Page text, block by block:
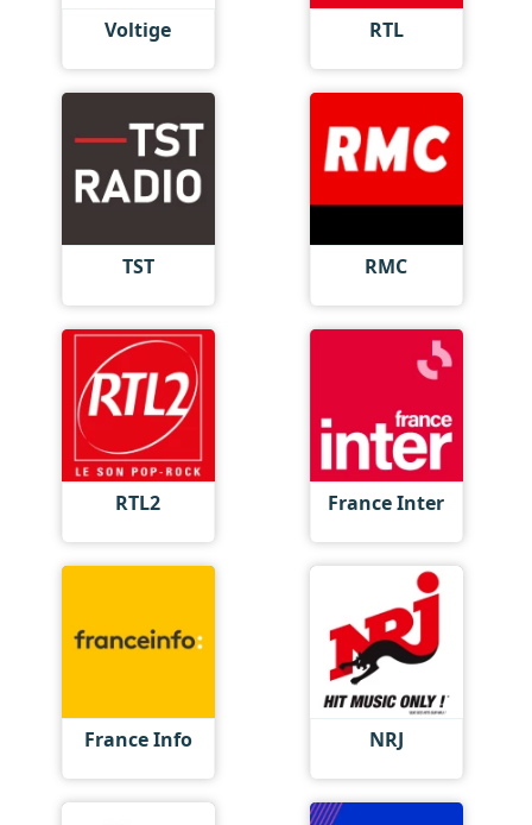
Voltige RTL
TST RMC
RTL2 France Inter
France Info NRJ